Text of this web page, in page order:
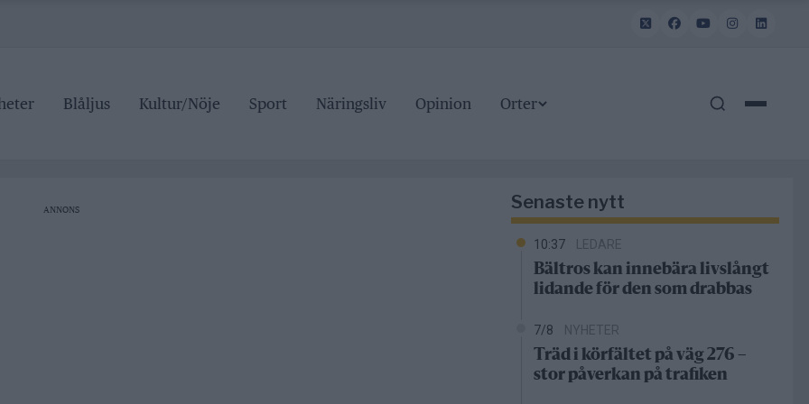
Blåljus Kultur/Nöje Sport Näringsliv Opinion Orter
ANNONS Senaste nytt
10:37 LEDARE
Bältros kan innebära livslångt
lidande för den som drabbas
7/8 NYHETER
Träd i körfältet på väg 276 –
stor påverkan på trafiken